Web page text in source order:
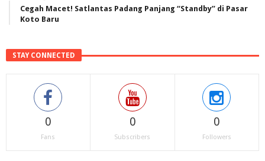
Cegah Macet! Satlantas Padang Panjang “Standby” di Pasar
Koto Baru
STAY CONNECTED
0
Fans
0
Subscribers
0
Followers